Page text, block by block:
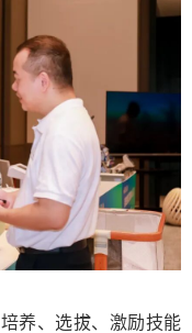
培养、选拔、激励技能